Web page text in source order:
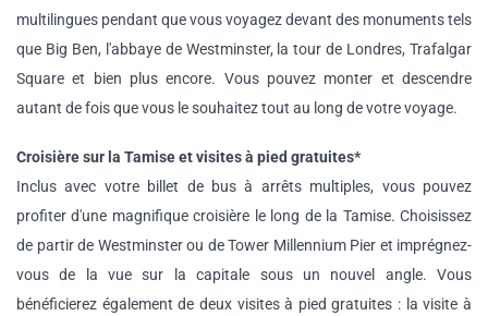
multilingues pendant que vous voyagez devant des monuments tels
que Big Ben, l'abbaye de Westminster, la tour de Londres, Trafalgar
Square et bien plus encore. Vous pouvez monter et descendre
autant de fois que vous le souhaitez tout au long de votre voyage.
Croisière sur la Tamise et visites à pied gratuites*
Inclus avec votre billet de bus à arrêts multiples, vous pouvez
profiter d'une magnifique croisière le long de la Tamise. Choisissez
de partir de Westminster ou de Tower Millennium Pier et imprégnez-
vous de la vue sur la capitale sous un nouvel angle. Vous
bénéficierez également de deux visites à pied gratuites : la visite à